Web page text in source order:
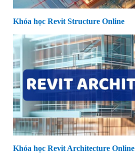
Khóa học Revit Structure Online
Khóa học Revit Architecture Online